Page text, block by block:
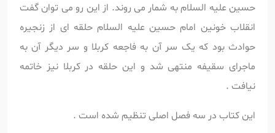
حسین علیه السلام به شمار می روند. از این رو می توان گفت
انقلاب خونین امام حسین علیه السلام حلقه ای از زنجیره
حوادث بود که یک سر آن به فاجعه کربلا و سر دیگر آن به
ماجرای سقیفه منتهی شد و این حلقه در کربلا نیز خاتمه
نیافت .
این کتاب در سه فصل اصلی تنظیم شده است .